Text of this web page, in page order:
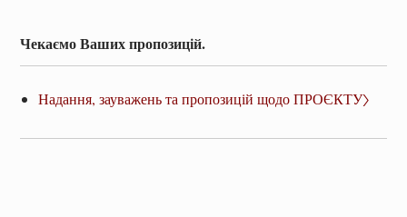
Чекаємо Ваших пропозицій.
Надання, зауважень та пропозицій щодо ПРОЄКТУ〉